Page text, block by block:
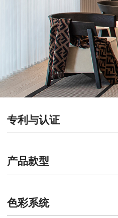
专利与认证
产品款型
色彩系统